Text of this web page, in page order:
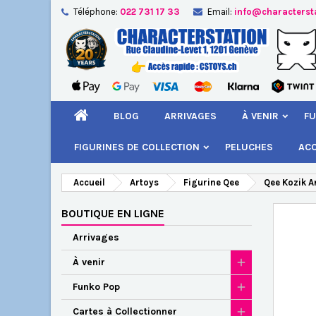
Téléphone: 022 731 17 33 Email:
BLOG ARRIVAGES À VENIR
FIGURINES DE COLLECTION PELUCHES
Accueil Artoys Figurine Qee Qee Kozik
BOUTIQUE EN LIGNE
Arrivages
À venir
Funko Pop
Cartes à Collectionner